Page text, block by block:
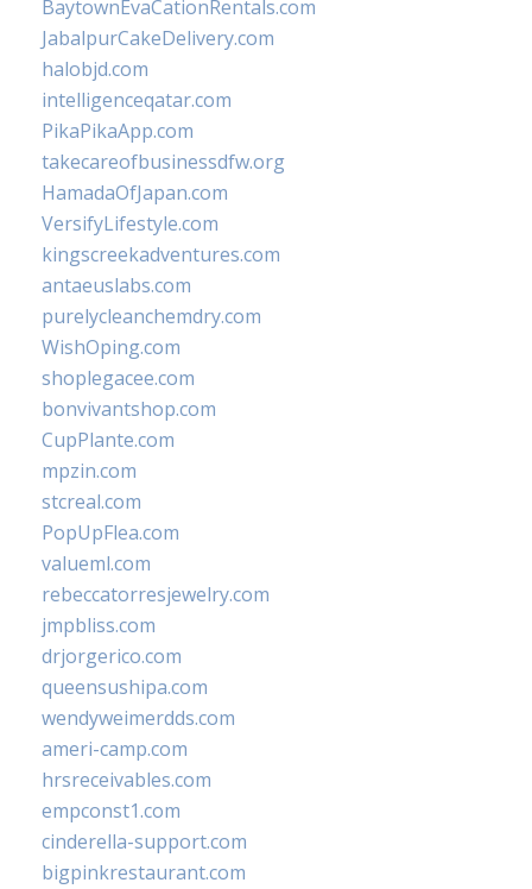
BaytownEvaCationRentals.com
JabalpurCakeDelivery.com
halobjd.com
intelligenceqatar.com
PikaPikaApp.com
takecareofbusinessdfw.org
HamadaOfJapan.com
VersifyLifestyle.com
kingscreekadventures.com
antaeuslabs.com
purelycleanchemdry.com
WishOping.com
shoplegacee.com
bonvivantshop.com
CupPlante.com
mpzin.com
stcreal.com
PopUpFlea.com
valueml.com
rebeccatorresjewelry.com
jmpbliss.com
drjorgerico.com
queensushipa.com
wendyweimerdds.com
ameri-camp.com
hrsreceivables.com
empconst1.com
cinderella-support.com
bigpinkrestaurant.com